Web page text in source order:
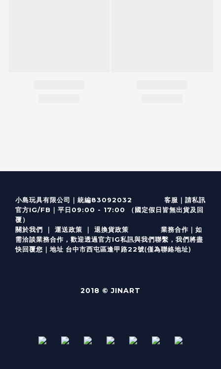
小島玩具有限公司｜統編83092032 客服 ｜ 請私訊
官方IG/FB ｜ 平日09:00 - 17:00 （國定假日皆無出貨及回
覆）
關於我們 ｜ 運送政策 ｜ 退換貨政策 業務合作｜如
需洽談業務合作，歡迎透過官方IG私訊與我們聯繫，我們將盡
快回覆您｜ 地址 台中市西屯區逢甲路22號(僅為聯絡地址)
2018 © JINART